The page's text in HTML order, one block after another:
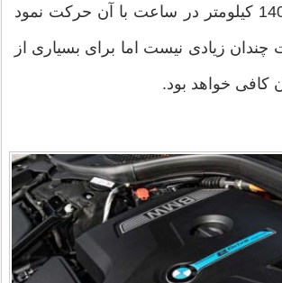
حداکثر سرعت 140 کیلومتر در ساعت با آن حرکت نمود
زیادی نیست اما برای بسیاری از
کافی خواهد بود.